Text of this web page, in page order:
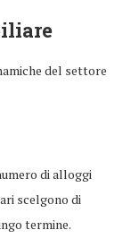
del settore
di alloggi
scelgono di
termine.